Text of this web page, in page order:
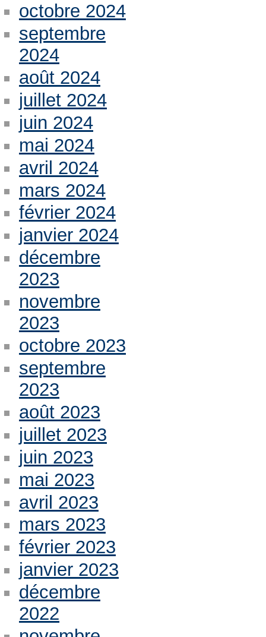
octobre 2024
septembre
2024
août 2024
juillet 2024
juin 2024
mai 2024
avril 2024
mars 2024
février 2024
janvier 2024
décembre
2023
novembre
2023
octobre 2023
septembre
2023
août 2023
juillet 2023
juin 2023
mai 2023
avril 2023
mars 2023
février 2023
janvier 2023
décembre
2022